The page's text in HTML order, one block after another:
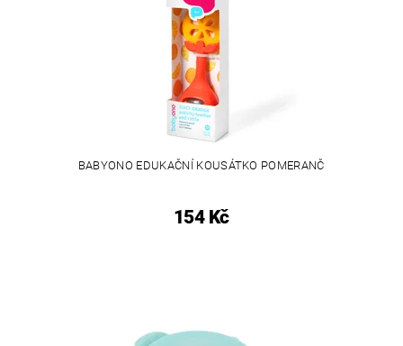
BABYONO EDUKAČNÍ KOUSÁTKO POMERANČ
154 Kč